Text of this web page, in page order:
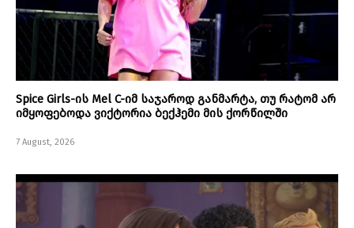
Spice Girls-ის Mel C-იმ საჯაროდ განმარტა, თუ რატომ არ
იმყოფებოდა ვიქტორია ბექჰემი მის ქორწილში
7 August, 2026